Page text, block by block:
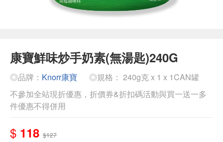
康寶鮮味炒手奶素(無湯匙)240G
◎品牌： Knorr康寶
◎規格： 240g克 x 1 x 1CAN罐
不參加全站現折優惠，折價券&折扣碼活動與買一送一多
件優惠不得併用
$ 118 $127